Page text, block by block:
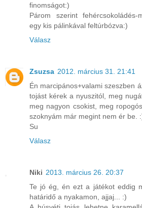
finomságot:)
Párom szerint fehércsokoládés-
egy kis pálinkával feltúrbózva:)
Válasz
Zsuzsa 2012. március 31. 21:41
Én marcipános+valami szeszben
tojást kérek a nyuszitól, meg
meg nagyon csokist, meg
szoknyám már megint nem ér be.
Su
Válasz
Niki 2013. március 26. 20:37
Te jó ég, én ezt a játékot eddig
határidő a nyakamon, ajjaj... :)